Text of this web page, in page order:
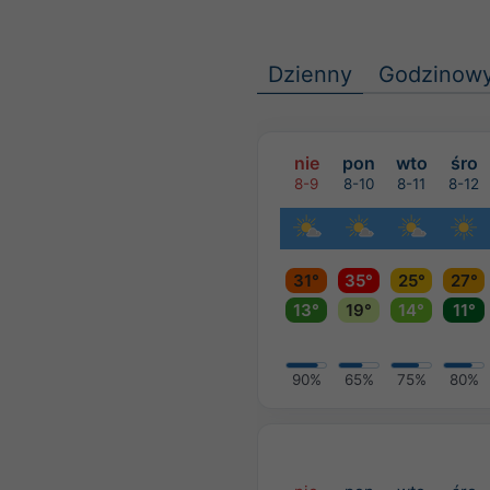
Dzienny
nie pon wto śro
8-9 8-10 8-11 8-12
31° 35° 25°
27°
13°
19° 14° 11°
90% 65% 75% 80%